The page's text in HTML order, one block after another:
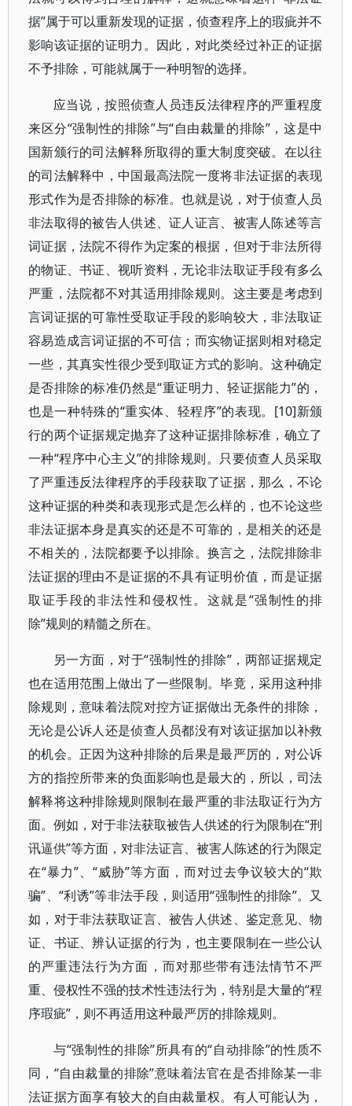
据”属于可以重新发现的证据，侦查程序上的瑕疵并不
影响该证据的证明力。因此，对此类经过补正的证据
不予排除，可能就属于一种明智的选择。
应当说，按照侦查人员违反法律程序的严重程度
来区分“强制性的排除”与“自由裁量的排除”，这是中
国新颁行的司法解释所取得的重大制度突破。在以往
的司法解释中，中国最高法院一度将非法证据的表现
形式作为是否排除的标准。也就是说，对于侦查人员
非法取得的被告人供述、证人证言、被害人陈述等言
词证据，法院不得作为定案的根据，但对于非法所得
的物证、书证、视听资料，无论非法取证手段有多么
严重，法院都不对其适用排除规则。这主要是考虑到
言词证据的可靠性受取证手段的影响较大，非法取证
容易造成言词证据的不可信；而实物证据则相对稳定
一些，其真实性很少受到取证方式的影响。这种确定
是否排除的标准仍然是“重证明力、轻证据能力”的，
也是一种特殊的“重实体、轻程序”的表现。[10]新颁
行的两个证据规定抛弃了这种证据排除标准，确立了
一种“程序中心主义”的排除规则。只要侦查人员采取
了严重违反法律程序的手段获取了证据，那么，不论
这种证据的种类和表现形式是怎么样的，也不论这些
非法证据本身是真实的还是不可靠的，是相关的还是
不相关的，法院都要予以排除。换言之，法院排除非
法证据的理由不是证据的不具有证明价值，而是证据
取证手段的非法性和侵权性。这就是“强制性的排
除”规则的精髓之所在。
另一方面，对于“强制性的排除”，两部证据规定
也在适用范围上做出了一些限制。毕竟，采用这种排
除规则，意味着法院对控方证据做出无条件的排除，
无论是公诉人还是侦查人员都没有对该证据加以补救
的机会。正因为这种排除的后果是最严厉的，对公诉
方的指控所带来的负面影响也是最大的，所以，司法
解释将这种排除规则限制在最严重的非法取证行为方
面。例如，对于非法获取被告人供述的行为限制在“刑
讯逼供”等方面，对非法证言、被害人陈述的行为限定
在“暴力”、“威胁”等方面，而对过去争议较大的“欺
骗”、“利诱”等非法手段，则适用“强制性的排除”。又
如，对于非法获取证言、被告人供述、鉴定意见、物
证、书证、辨认证据的行为，也主要限制在一些公认
的严重违法行为方面，而对那些带有违法情节不严
重、侵权性不强的技术性违法行为，特别是大量的“程
序瑕疵”，则不再适用这种最严厉的排除规则。
与“强制性的排除”所具有的“自动排除”的性质不
同，“自由裁量的排除”意味着法官在是否排除某一非
法证据方面享有较大的自由裁量权。有人可能认为，